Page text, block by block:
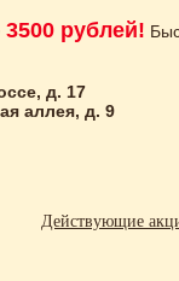
3500 рублей!
д. 17
аллея, д. 9
Действующие